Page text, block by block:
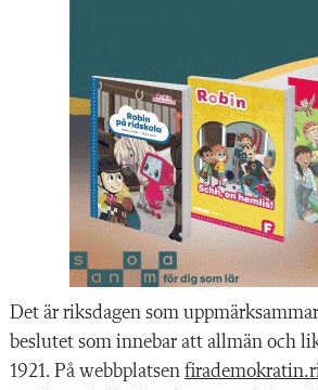
Det är riksdagen som
beslutet som innebar att allmän och
1921. På webbplatsen